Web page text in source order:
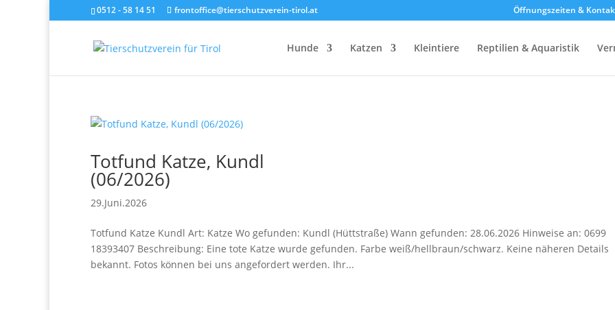
0512 - 58 14 51 frontoffice@tierschutzverein-tirol.at Öffnungszeiten &
Hunde Katzen Kleintiere Reptilien & Aquaristik
Totfund Katze, Kundl
(06/2026)
29.Juni.2026
Totfund Katze Kundl Art: Katze Wo gefunden: Kundl (Hüttstraße) Wann gefunden: 28.06.2026 Hinweise an: 0699
18393407 Beschreibung: Eine tote Katze wurde gefunden. Farbe weiß/hellbraun/schwarz. Keine näheren Details
bekannt. Fotos können bei uns angefordert werden. Ihr...